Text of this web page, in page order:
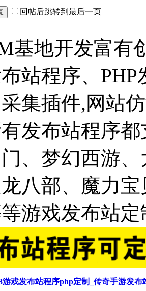
回帖后跳转到最后一页
基地开发富有
站程序、
集插件,网站
发布站程序
、梦幻西游
八部、魔力
游戏发布站定
游戏发布站程序php定制_传奇手游发